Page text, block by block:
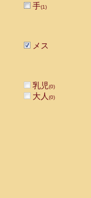
手(1)
メス
乳児(0)
大人 (0)